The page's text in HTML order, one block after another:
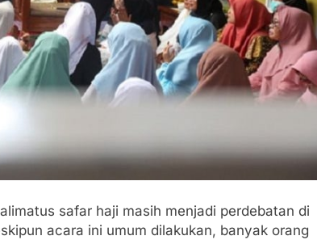
safar haji masih menjadi perdebatan di
acara ini umum dilakukan, banyak orang